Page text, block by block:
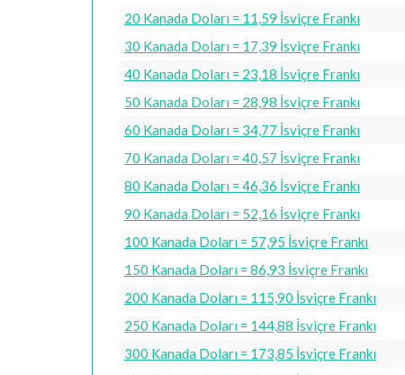
20 Kanada Doları = 11,59 İsviçre Frankı
30 Kanada Doları = 17,39 İsviçre Frankı
40 Kanada Doları = 23,18 İsviçre Frankı
50 Kanada Doları = 28,98 İsviçre Frankı
60 Kanada Doları = 34,77 İsviçre Frankı
70 Kanada Doları = 40,57 İsviçre Frankı
80 Kanada Doları = 46,36 İsviçre Frankı
90 Kanada Doları = 52,16 İsviçre Frankı
100 Kanada Doları = 57,95 İsviçre Frankı
150 Kanada Doları = 86,93 İsviçre Frankı
200 Kanada Doları = 115,90 İsviçre Frankı
250 Kanada Doları = 144,88 İsviçre Frankı
300 Kanada Doları = 173,85 İsviçre Frankı